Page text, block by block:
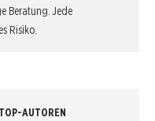
Beratung. Jede
Risiko.
AUTOREN